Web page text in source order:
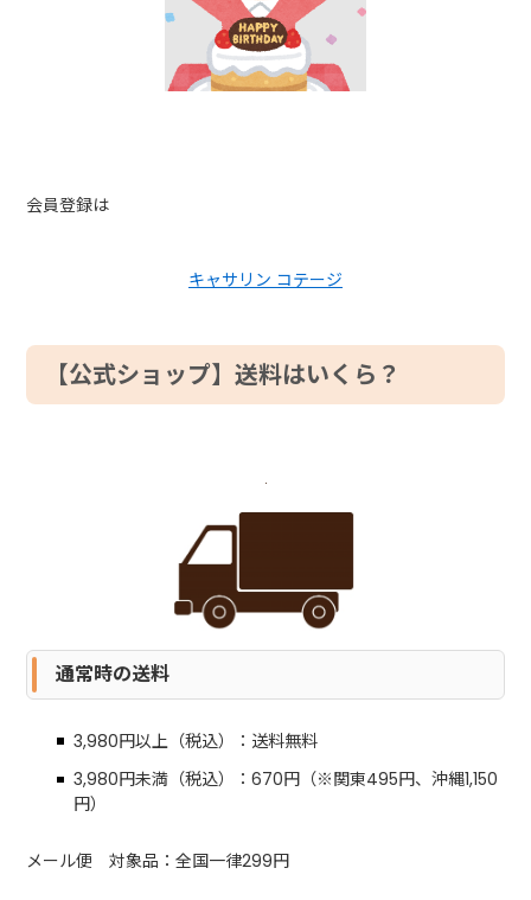
会員登録は
キャサリン コテージ
【公式ショップ】送料はいくら？
通常時の送料
3,980円以上（税込）：送料無料
3,980円未満（税込）：670円（※関東495円、沖縄1,150
円）
メール便 対象品：全国一律299円